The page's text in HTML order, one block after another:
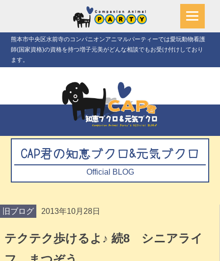
熊本市中央区水前寺のコンパニオンアニマルパーティーでは愛玩動物看護
師(国家資格)の資格を持つ増子元美がどんな相談でもお受け付けしており
ます。
CAP君の知恵ブクロ&元気ブクロ
Official BLOG
旧ブログ 2013年10月28日
テクテク歩けるよ♪ 続8 シニアライ